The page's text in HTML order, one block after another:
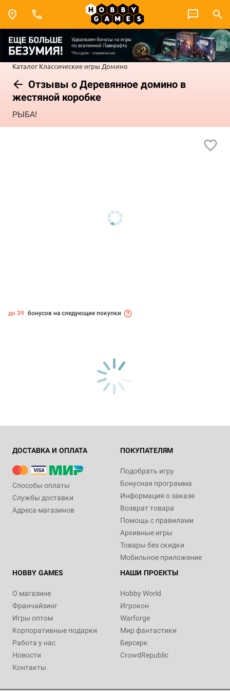
Каталог Классические игры Домино
Отзывы о Деревянное домино в
жестяной коробке
РЫБА!
до 39 бонусов на следующие покупки
ДОСТАВКА И ОПЛАТА
Способы оплаты
Службы доставки
Адреса магазинов
ПОКУПАТЕЛЯМ
Подобрать игру
Бонусная программа
Информация о заказе
Возврат товара
Помощь с правилами
Архивные игры
Товары без скидки
Мобильное приложение
HOBBY GAMES
О магазине
Франчайзинг
Игры оптом
Корпоративные подарки
Работа у нас
Новости
Контакты
НАШИ ПРОЕКТЫ
Hobby World
Игрокон
Warforge
Мир фантастики
Берсерк
CrowdRepublic